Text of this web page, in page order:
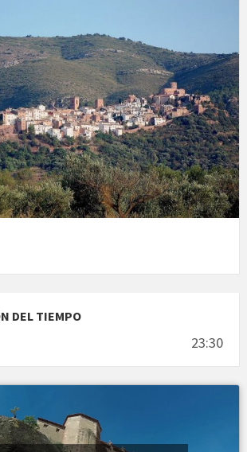
llibre &quot;La mare&quot;, d'Emma Zafon
Hit parit
DEL TIEMPO
23:30